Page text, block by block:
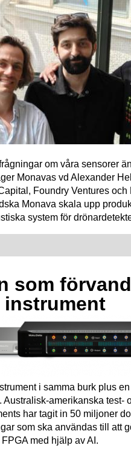
om våra sensorer
Monavas vd Alexander
Foundry Ventures
Monava skala upp
system för
som
instrument
i samma burk plus
Australisk-amerikanska test-
har tagit in 50 miljoner
som ska användas till att
med hjälp av AI.